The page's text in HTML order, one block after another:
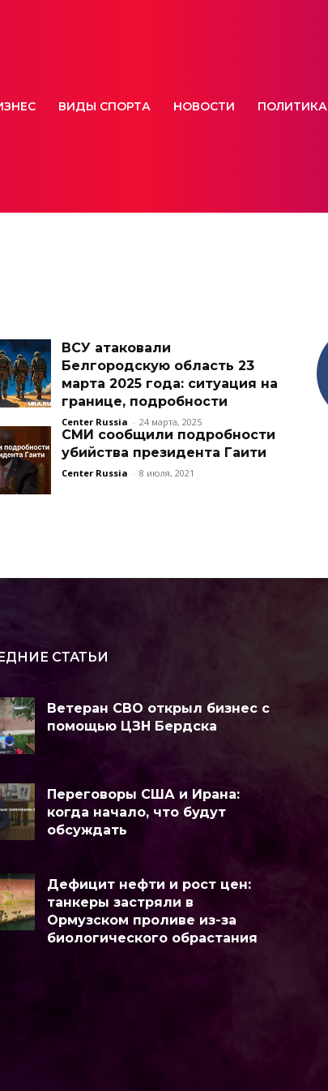
ВИДЫ СПОРТА НОВОСТИ ПОЛИТИКА
ВСУ атаковали
Белгородскую область 23
марта 2025 года: ситуация на
границе, подробности
Center Russia - 24 марта, 2025
СМИ сообщили подробности
убийства президента Гаити
Center Russia - 8 июля, 2021
СТАТЬИ
Ветеран СВО открыл бизнес с
помощью ЦЗН Бердска
Переговоры США и Ирана:
когда начало, что будут
обсуждать
Дефицит нефти и рост цен:
танкеры застряли в
Ормузском проливе из-за
биологического обрастания